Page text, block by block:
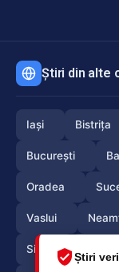
Știri
Știri din alte
Iași Bistrița
București
Oradea
Vaslui
Sibiu